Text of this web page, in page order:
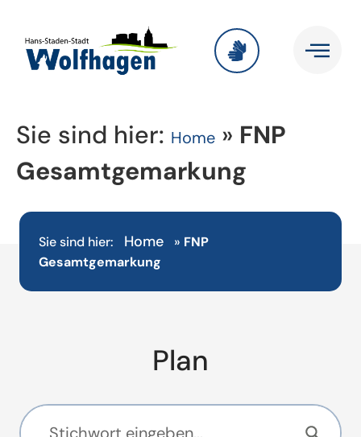
Sie sind hier: Home » FNP
Gesamtgemarkung
Sie sind hier: Home » FNP
Gesamtgemarkung
Plan